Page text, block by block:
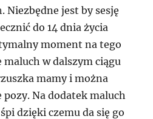
Niezbędne jest by sesję
do 14 dnia życia
moment na tego
maluch w dalszym ciągu
mamy i można
pozy. Na dodatek maluch
dzięki czemu da się go